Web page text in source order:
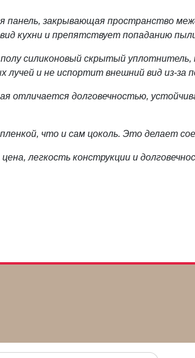
панель, закрывающая пространство
кухни и препятствует попаданию
силиконовый скрытый
лучей и не испортит внешний вид из-за
отличается долговечностью,
что и сам цоколь. Это делает
легкость конструкции и